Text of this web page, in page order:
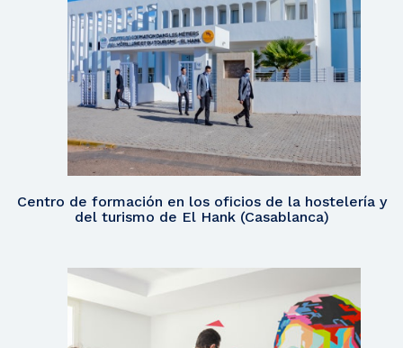
Centro de formación en los oficios de la hostelería y
del turismo de El Hank (Casablanca)